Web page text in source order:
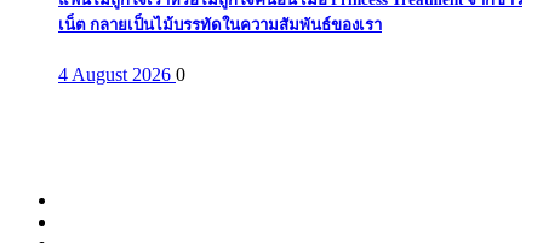
เน็ต กลายเป็นไม้บรรทัดในความสัมพันธ์ของเรา
4 August 2026 0